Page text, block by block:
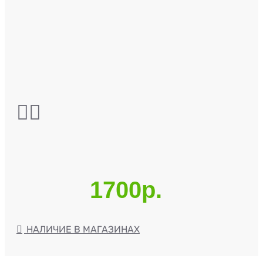
1700р.
НАЛИЧИЕ В МАГАЗИНАХ